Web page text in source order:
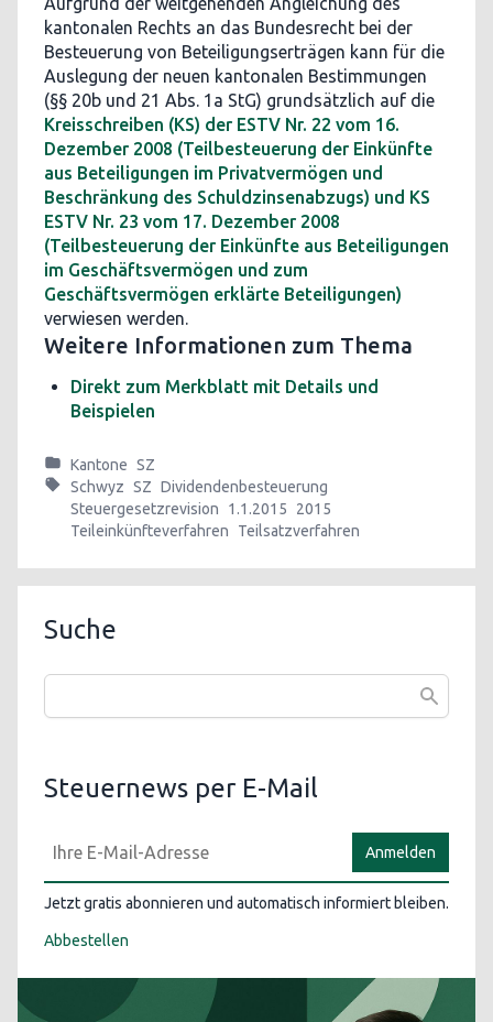
kantonalen Rechts an das Bundesrecht bei der
Besteuerung von Beteiligungserträgen kann für die
Auslegung der neuen kantonalen Bestimmungen
(§§ 20b und 21 Abs. 1a StG) grundsätzlich auf die
Kreisschreiben (KS) der ESTV Nr. 22 vom 16.
Dezember 2008 (Teilbesteuerung der Einkünfte
aus Beteiligungen im Privatvermögen und
Beschränkung des Schuldzinsenabzugs) und KS
ESTV Nr. 23 vom 17. Dezember 2008
(Teilbesteuerung der Einkünfte aus Beteiligungen
im Geschäftsvermögen und zum
Geschäftsvermögen erklärte Beteiligungen)
verwiesen werden.
Weitere Informationen zum Thema
Direkt zum Merkblatt mit Details und
Beispielen
Kantone SZ
Schwyz SZ Dividendenbesteuerung
Steuergesetzrevision
1.1.2015
2015
Teileinkünfteverfahren
Teilsatzverfahren
Suche
Steuernews per E-Mail
Anmelden
Jetzt gratis abonnieren und automatisch informiert bleiben.
Abbestellen